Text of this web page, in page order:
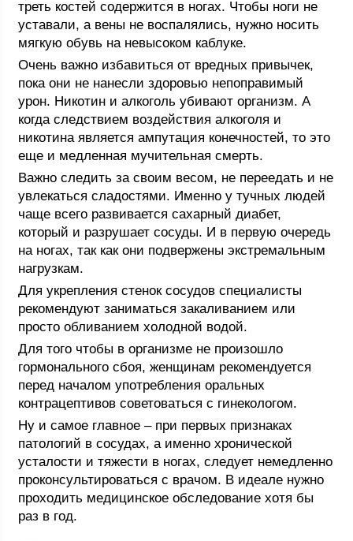
треть костей содержится в ногах. Чтобы ноги не
уставали, а вены не воспалялись, нужно носить
мягкую обувь на невысоком каблуке.
Очень важно избавиться от вредных привычек,
пока они не нанесли здоровью непоправимый
урон. Никотин и алкоголь убивают организм. А
когда следствием воздействия алкоголя и
никотина является ампутация конечностей, то это
еще и медленная мучительная смерть.
Важно следить за своим весом, не переедать и не
увлекаться сладостями. Именно у тучных людей
чаще всего развивается сахарный диабет,
который и разрушает сосуды. И в первую очередь
на ногах, так как они подвержены экстремальным
нагрузкам.
Для укрепления стенок сосудов специалисты
рекомендуют заниматься закаливанием или
просто обливанием холодной водой.
Для того чтобы в организме не произошло
гормонального сбоя, женщинам рекомендуется
перед началом употребления оральных
контрацептивов советоваться с гинекологом.
Ну и самое главное – при первых признаках
патологий в сосудах, а именно хронической
усталости и тяжести в ногах, следует немедленно
проконсультироваться с врачом. В идеале нужно
проходить медицинское обследование хотя бы
раз в год.